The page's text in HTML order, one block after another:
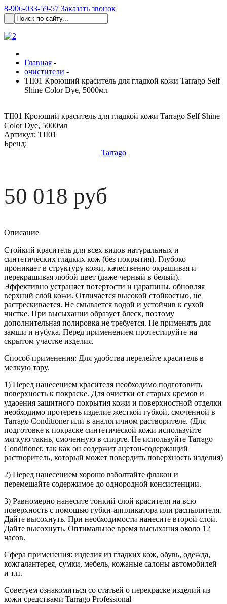
8-906-033-59-57 Заказать звонок
Главная -
очистители -
TII01 Кроющий краситель для гладкой кожи Tarrago Self
Shine Color Dye, 5000мл
TII01 Кроющий краситель для гладкой кожи Tarrago Self Shine
Color Dye, 5000мл
Артикул: TII01
Бренд:
Tarrago
50 018 руб
Описание
Стойкий краситель для всех видов натуральных и
синтетических гладких кож (без покрытия). Глубоко
проникает в структуру кожи, качественно окрашивая и
перекрашивая любой цвет (даже черный в белый).
Эффективно устраняет потертости и царапины, обновляя
верхний слой кожи. Отличается высокой стойкостью, не
растрескивается. Не смывается водой и устойчив к сухой
чистке. При высыхании образует блеск, поэтому
дополнительная полировка не требуется. Не применять для
замши и нубука. Перед применением протестируйте на
скрытом участке изделия.
Способ применения: Для удобства перелейте краситель в
мелкую тару.
1) Перед нанесением красителя необходимо подготовить
поверхность к покраске. Для очистки от старых кремов и
удаоения защитного покрытия кожи и поверхностной отделки
необходимо протереть изделие жесткой губкой, смоченной в
Tarrago Conditioner или в аналогичном растворителе. (Для
подготовке к покраске синтетической кожи используйте
мягкую такнь, смоченную в спирте. Не используйте Tarrago
Conditioner, так как он содержит ацетон-содержащий
растворитель, который может повердить поверхность изделия)
2) Перед нанесением хорошо взболтайте флакон и
перемешайте содержимое до однородной консистенции.
3) Равномерно нанесите тонкий слой красителя на всю
поверхность с помощью губки-аппликатора или распылителя.
Дайте высохнуть. При необходимости нанесите второй слой.
Дайте высохнуть. Оптимальное время высыхания около 12
часов.
Сфера применения: изделия из гладких кож, обувь, одежда,
кожгалантерея, сумки, мебель, кожаные салоны автомобилей
и т.п.
Советуем ознакомиться со статьей о перекраске изделий из
кожи средствами Tarrago Professional